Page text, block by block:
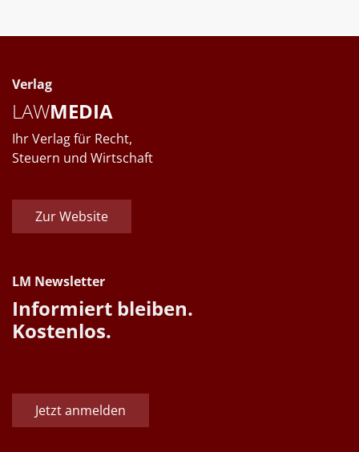
Verlag
LAWMEDIA
Ihr Verlag für Recht,
Steuern und Wirtschaft
Zur Website
LM Newsletter
Informiert bleiben.
Kostenlos.
Jetzt anmelden